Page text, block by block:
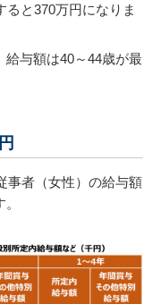
と370万円になりま
与額は40～44歳が最
事者（女性）の給与額